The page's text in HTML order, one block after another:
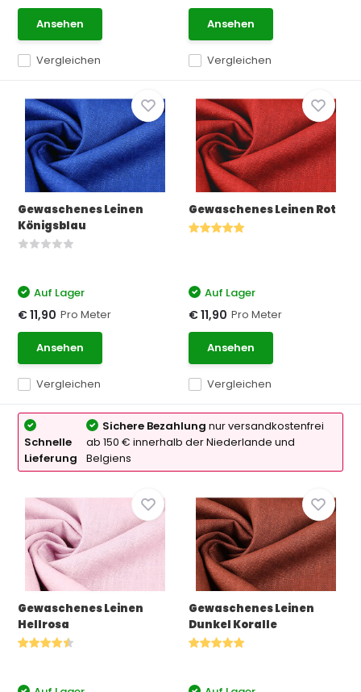
Vergleichen
Ansehen
Vergleichen
Ansehen
Gewaschenes Leinen
Königsblau
Vergleichen
Auf Lager
€ 11,90 Pro Meter
Ansehen
Gewaschenes Leinen Rot
Vergleichen
Auf Lager
€ 11,90 Pro Meter
Ansehen
Schnelle
Lieferung
Sichere Bezahlung nur versandkostenfrei
ab 150 € innerhalb der Niederlande und
Belgiens
Gewaschenes Leinen
Hellrosa
Gewaschenes Leinen
Dunkel Koralle